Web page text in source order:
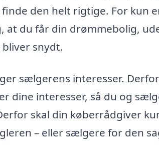
den helt rigtige. For kun
at du får din drømmebolig,
snydt.
sælgerens interesser.
dine interesser, så du og
skal din køberrådgiver
– eller sælgere for den